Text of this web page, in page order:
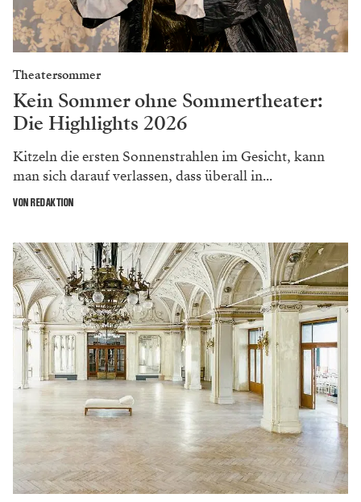
Theatersommer
Kein Sommer ohne Sommertheater:
Die Highlights 2026
Kitzeln die ersten Sonnenstrahlen im Gesicht, kann
man sich darauf verlassen, dass überall in...
VON REDAKTION